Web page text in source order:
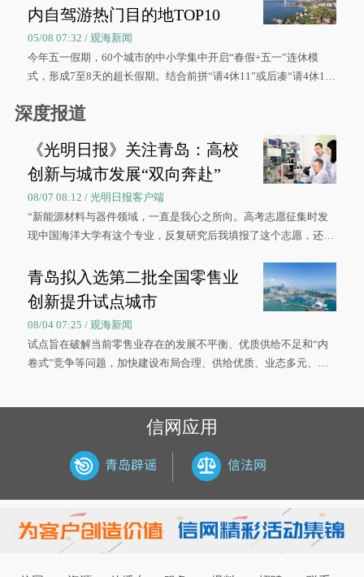
内自驾游热门目的地TOP10
05/08 07:32 / 观海新闻
今年五一假期，60个城市的中小学集中开启“春假+五一”连休模
式，形成7至8天的超长假期。结合前拼“请4休11”或后凑“请4休1
深度报道
《光明日报》关注青岛：高校
创新与城市发展“双向奔赴”
08/07 08:12 / 光明日报客户端
“新能源材料与器件领域，一直是我心之所向。高考志愿征集时发
现中国海洋大学有这个专业，反复研究后我填报了这个志愿，还真
大学材料科学与工程学院材料类专业的录取通知书。
青岛拟入选第二批全国零售业
创新提升试点城市
08/04 07:25 / 观海新闻
试点旨在破解当前零售业存在的发展不平衡、优质供给不足和“内
卷式”竞争等问题，加快建设布局合理、供给优质、业态多元、智
信网应用